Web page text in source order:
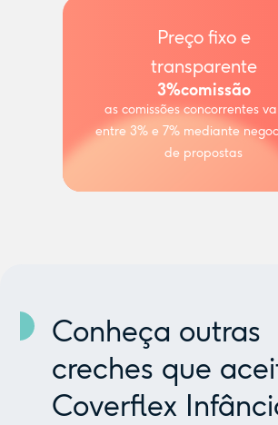
Preço fixo e
transparente
3%comissão
as comissões concorrentes
entre 3% e 7% mediante
de propostas
Conheça outras
creches que
Coverflex